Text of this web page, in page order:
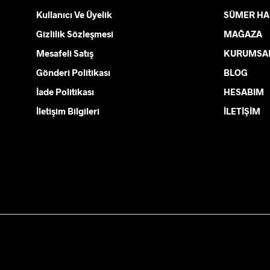
ürün
sayfasından
Kullanıcı Ve Üyelik
Gizlilik Sözleşmesi
Mesafeli Satış
Gönderi Politikası
İade Politikası
İletişim Bilgileri
SÜMER
MAĞAZA
BLOG
HESABIM
İLETİŞİM